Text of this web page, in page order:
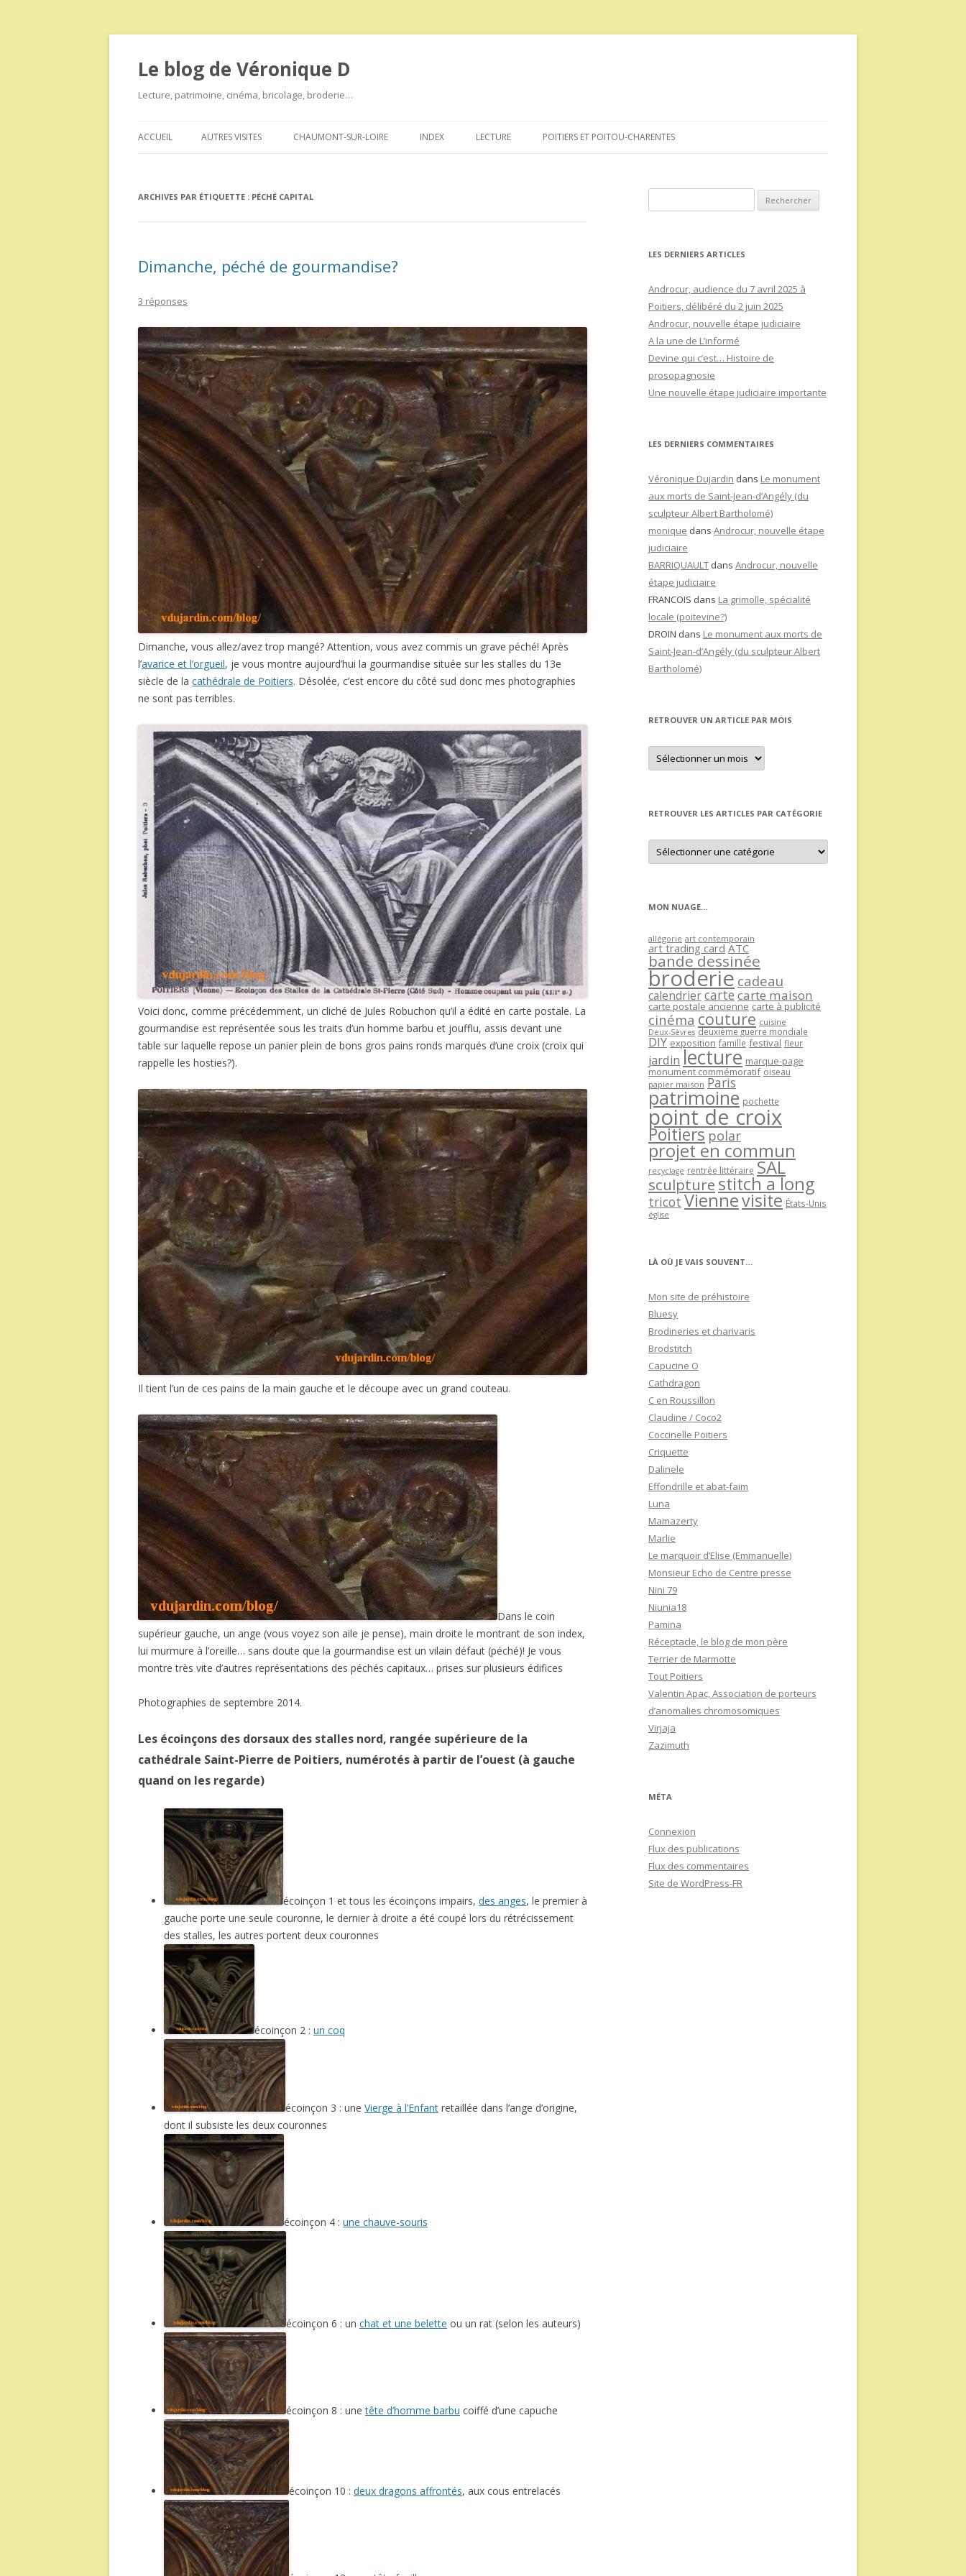
Le blog de Véronique D
Lecture, patrimoine, cinéma, bricolage, broderie…
au
ACCUEIL AUTRES VISITES CHAUMONT-SUR-LOIRE INDEX LECTURE POITIERS ET POITOU-CHARENTES
ARCHIVES PAR ÉTIQUETTE : PÉCHÉ CAPITAL
Dimanche, péché de gourmandise?
3 réponses
Dimanche, vous allez/avez trop mangé? Attention, vous avez commis un grave péché! Après
l’avarice et l’orgueil, je vous montre aujourd’hui la gourmandise située sur les stalles du 13e
siècle de la cathédrale de Poitiers. Désolée, c’est encore du côté sud donc mes photographies
ne sont pas terribles.
Voici donc, comme précédemment, un cliché de Jules Robuchon qu’il a édité en carte postale. La
gourmandise est représentée sous les traits d’un homme barbu et joufflu, assis devant une
table sur laquelle repose un panier plein de bons gros pains ronds marqués d’une croix (croix qui
rappelle les hosties?).
Il tient l’un de ces pains de la main gauche et le découpe avec un grand couteau.
Dans le coin
supérieur gauche, un ange (vous voyez son aile je pense), main droite le montrant de son index,
lui murmure à l’oreille… sans doute que la gourmandise est un vilain défaut (péché)! Je vous
montre très vite d’autres représentations des péchés capitaux… prises sur plusieurs édifices
Photographies de septembre 2014.
Les écoinçons des dorsaux des stalles nord, rangée supérieure de la
cathédrale Saint-Pierre de Poitiers, numérotés à partir de l’ouest (à gauche
quand on les regarde)
écoinçon 1 et tous les écoinçons impairs, des anges, le premier à
gauche porte une seule couronne, le dernier à droite a été coupé lors du rétrécissement
des stalles, les autres portent deux couronnes
écoinçon 2 : un coq
écoinçon 3 : une Vierge à l’Enfant retaillée dans l’ange d’origine,
dont il subsiste les deux couronnes
écoinçon 4 : une chauve-souris
écoinçon 6 : un chat et une belette ou un rat (selon les auteurs)
écoinçon 8 : unetête d’homme barbu coiffé d’une capuche
écoinçon 10 : deux dragons affrontés, aux cous entrelacés
LES DERNIERS ARTICLES
Androcur, audience du 7 avril 2025 à
Poitiers, délibéré du 2 juin 2025
Androcur, nouvelle étape judiciaire
A la une de L’informé
Devine qui c’est… Histoire de
prosopagnosie
Une nouvelle étape judiciaire importante
LES DERNIERS COMMENTAIRES
Véronique Dujardin dans Le monument
aux morts de Saint-Jean-d’Angély (du
sculpteur Albert Bartholomé)
monique dans Androcur, nouvelle étape
judiciaire
BARRIQUAULT dans Androcur, nouvelle
étape judiciaire
FRANCOIS dans La grimolle, spécialité
locale (poitevine?)
DROIN dans Le monument aux morts de
Saint-Jean-d’Angély (du sculpteur Albert
Bartholomé)
RETROUVER UN ARTICLE PAR MOIS
Retrouver
un
article
RETROUVER LES ARTICLES PAR CATÉGORIE
Retrouver
les
articles
MON NUAGE…
allégorie art contemporain
art trading card ATC
bande dessinée
broderie cadeau
calendriercartecarte maison
carte postale ancienne carte à publicité
cinéma couture cuisine
Deux-Sèvres deuxième guerre mondiale
DIY exposition famille festival fleur
jardin lecture marque-page
monument commémoratif oiseau
papier maison Paris
patrimoine pochette
point de croix
Poitiers polar
projet en commun
recyclage rentrée littéraire SAL
sculpture stitch a long
tricot Viennevisite États-Unis
église
LÀ OÙ JE VAIS SOUVENT…
Mon site de préhistoire
Bluesy
Brodineries et charivaris
Brodstitch
Capucine O
Cathdragon
C en Roussillon
Claudine / Coco2
Coccinelle Poitiers
Criquette
Dalinele
Effondrille et abat-faim
Luna
Mamazerty
Marlie
Le marquoir d’Elise (Emmanuelle)
Monsieur Echo de Centre presse
Nini 79
Niunia18
Pamina
Réceptacle, le blog de mon père
Terrier de Marmotte
Tout Poitiers
Valentin Apac, Association de porteurs
d’anomalies chromosomiques
Virjaja
Zazimuth
MÉTA
Connexion
Flux des publications
Flux des commentaires
Site de WordPress-FR